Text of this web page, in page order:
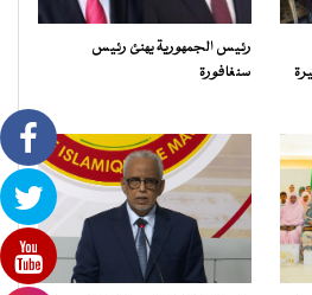
رئيس الجمهورية يهنئ رئيس
سنغافورة